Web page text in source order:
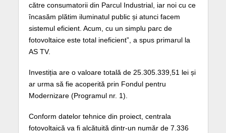
către consumatorii din Parcul Industrial, iar noi cu ce
încasăm plătim iluminatul public și atunci facem
sistemul eficient. Acum, cu un simplu parc de
fotovoltaice este total ineficient”, a spus primarul la
AS TV.
Investiția are o valoare totală de 25.305.339,51 lei și
ar urma să fie acoperită prin Fondul pentru
Modernizare (Programul nr. 1).
Conform datelor tehnice din proiect, centrala
fotovoltaică va fi alcătuită dintr-un număr de 7.336